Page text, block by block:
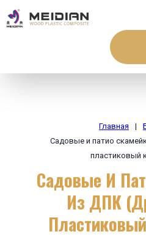
Главная |
Садовые и патио
пластиковый
Садовые И
Из ДПК